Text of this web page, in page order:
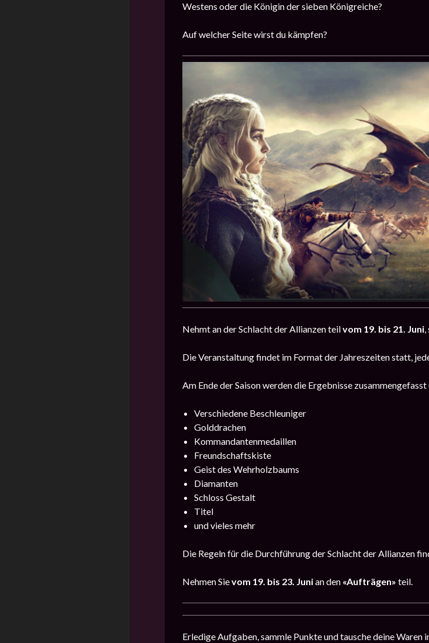
Westens oder die Königin der sieben Königreiche?
Auf welcher Seite wirst du kämpfen?
Nehmt an der Schlacht der Allianzen teilvom 19. bis 21. Juni
Die Veranstaltung findet im Format der Jahreszeiten statt,
Am Ende der Saison werden die Ergebnisse
Verschiedene Beschleuniger
Golddrachen
Kommandantenmedaillen
Freundschaftskiste
Geist des Wehrholzbaums
Diamanten
Schloss Gestalt
Titel
und vieles mehr
Die Regeln für die Durchführung der Schlacht der Allianzen
Nehmen Sievom 19. bis 23. Junian den «Aufträgen» teil.
Erledige Aufgaben, sammle Punkte und tausche deine Waren